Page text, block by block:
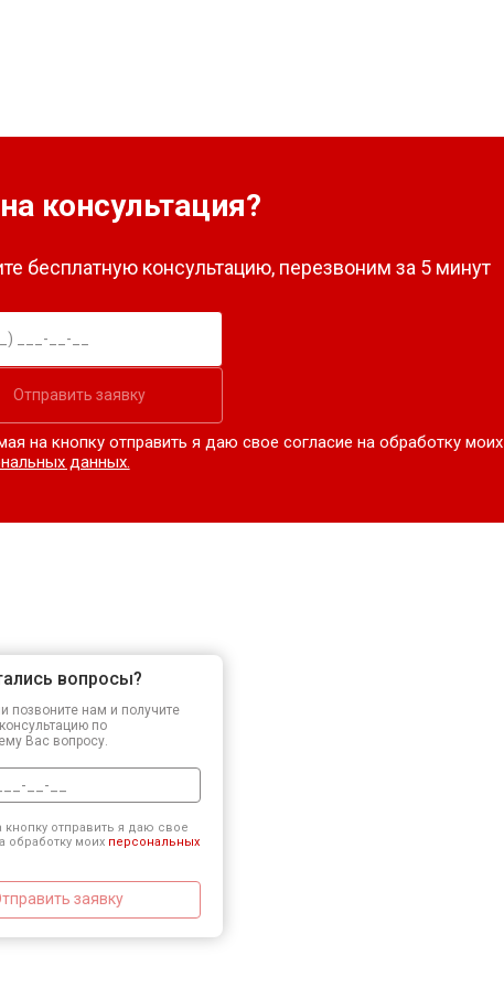
консультация?
бесплатную консультацию, перезвоним за 5 минут
Отправить заявку
на кнопку отправить я даю свое согласие на обработку моих
данных.
вопросы?
позвоните нам и получите
по
Вас вопросу.
кнопку отправить я даю свое
обработку моих персональных
заявку